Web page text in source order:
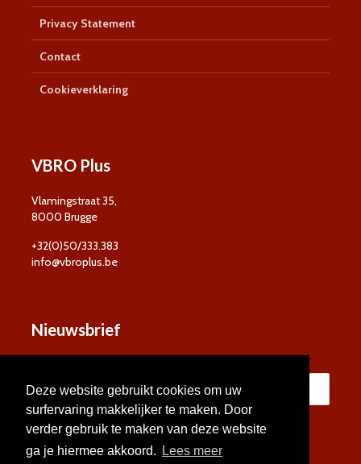
Deze website gebruikt cookies om uw
surfervaring makkelijker te maken. Door
verder gebruik te maken van deze website
ga je hiermee akkoord.
Lees meer
Privacy Statement
Contact
Cookieverklaring
VBRO Plus
Vlamingstraat 35,
8000 Brugge
+32(0)50/333.383
info@vbroplus.be
Nieuwsbrief